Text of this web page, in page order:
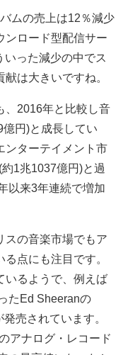
ムの売上は12％減少
ンロード型配信サー
いった減少の中でス
は大きいですね。
、2016年と比較し音
円)と成長してい
ンターテイメント市
1兆1037億円)と過
以来3年連続で増加
スの音楽市場でもア
点にも注目です。
いるようで、例えば
たEd Sheeranの
売されています。
アナログ・レコード